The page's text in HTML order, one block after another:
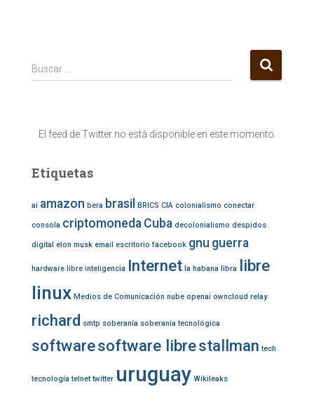
B
u
Buscar …
El feed de Twitter no está disponible en este momento.
Etiquetas
ai amazon bera brasil BRICS CIA colonialismo conectar
consola criptomoneda Cuba decolonialismo despidos
digital elon musk email escritorio facebook gnu guerra
hardware libre inteligencia Internet la habana libra libre
linux Medios de Comunicación nube openai owncloud relay
richard smtp soberanía soberanía tecnológica
softwaresoftware librestallman tech
tecnología telnet twitter uruguay Wikileaks